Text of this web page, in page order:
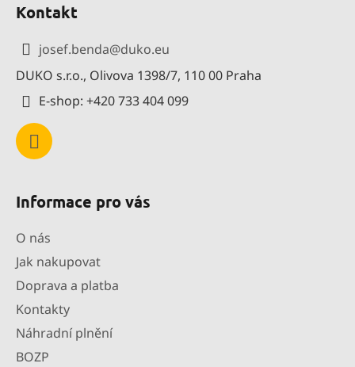
k
y
v
Kontakt
josef.benda@duko.eu
DUKO s.r.o., Olivova 1398/7, 110 00 Praha
E-shop: +420 733 404 099
Informace pro vás
O nás
Jak nakupovat
Doprava a platba
Kontakty
Náhradní plnění
BOZP